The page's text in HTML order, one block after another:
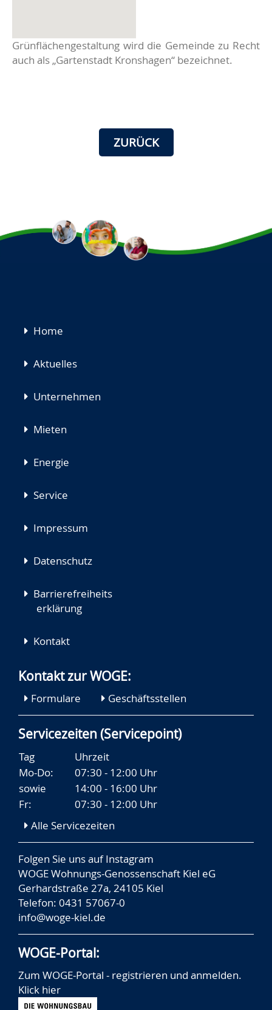
Grünflächengestaltung wird die Gemeinde zu Recht
auch als „Gartenstadt Kronshagen“ bezeichnet.
ZURÜCK
Navigation
Home
Aktuelles
Unternehmen
Mieten
Energie
Service
Impressum
Datenschutz
Barrierefreiheits
erklärung
Kontakt
Kontakt zur WOGE:
Formulare Geschäftsstellen
Servicezeiten (Servicepoint)
Tag
Uhrzeit
Mo-Do:
07:30 - 12:00 Uhr
sowie
14:00 - 16:00 Uhr
Fr:
07:30 - 12:00 Uhr
Alle Servicezeiten
Folgen Sie uns aufInstagram
WOGE Wohnungs-Genossenschaft Kiel eG
Gerhardstraße 27a, 24105 Kiel
Telefon: 0431 57067-0
info@woge-kiel.de
WOGE-Portal:
Zum WOGE-Portal - registrieren und anmelden.
Klick hier